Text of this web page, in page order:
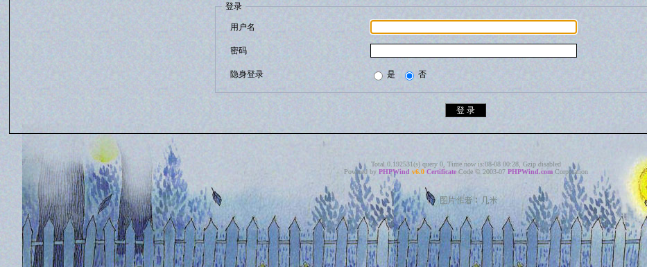
登录
用户名
密码
隐身登录 是 否
Total 0.192531(s) query 0, Time now is:08-08 00:28, Gzip disabled
Powered by PHPWind v6.0 Certificate Code © 2003-07 PHPWind.com Corporation